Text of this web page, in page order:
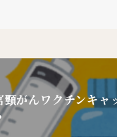
頸がんワクチンキャ